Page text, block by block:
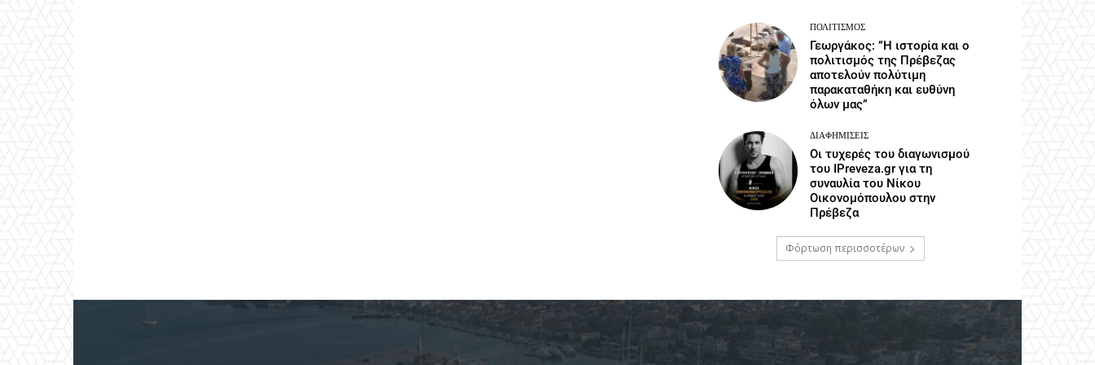
ΠΟΛΙΤΙΣΜΌΣ
Γεωργάκος: ”Η ιστορία και ο
πολιτισμός της Πρέβεζας
αποτελούν πολύτιμη
παρακαταθήκη και ευθύνη
όλων μας”
ΔΙΑΦΗΜΊΣΕΙΣ
Οι τυχερές του διαγωνισμού
του IPreveza.gr για τη
συναυλία του Νίκου
Οικονομόπουλου στην
Πρέβεζα
Φόρτωση περισσοτέρων